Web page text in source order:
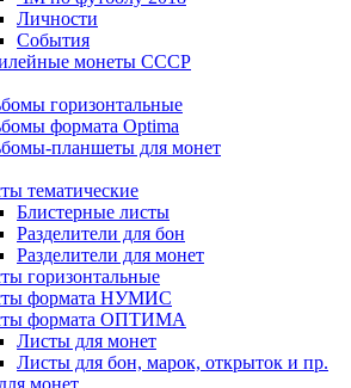
Личности
События
монеты СССР
горизонтальные
формата Optima
планшеты для монет
тематические
Блистерные листы
Разделители для бон
Разделители для монет
горизонтальные
формата НУМИС
формата ОПТИМА
Листы для монет
Листы для бон, марок, открыток и пр.
монет